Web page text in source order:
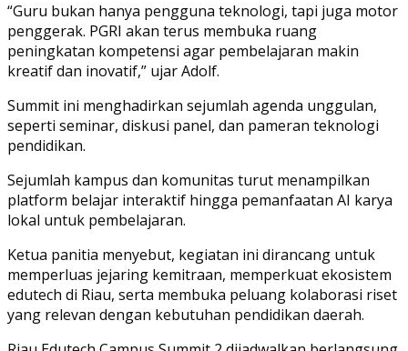
“Guru bukan hanya pengguna teknologi, tapi juga motor
penggerak. PGRI akan terus membuka ruang
peningkatan kompetensi agar pembelajaran makin
kreatif dan inovatif,” ujar Adolf.
Summit ini menghadirkan sejumlah agenda unggulan,
seperti seminar, diskusi panel, dan pameran teknologi
pendidikan.
Sejumlah kampus dan komunitas turut menampilkan
platform belajar interaktif hingga pemanfaatan AI karya
lokal untuk pembelajaran.
Ketua panitia menyebut, kegiatan ini dirancang untuk
memperluas jejaring kemitraan, memperkuat ekosistem
edutech di Riau, serta membuka peluang kolaborasi riset
yang relevan dengan kebutuhan pendidikan daerah.